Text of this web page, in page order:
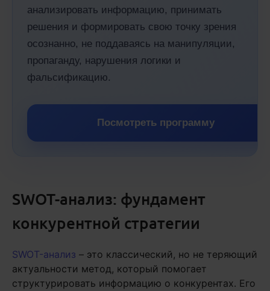
анализировать информацию, принимать
решения и формировать свою точку зрения
осознанно, не поддаваясь на манипуляции,
пропаганду, нарушения логики и
фальсификацию.
Посмотреть программу
SWOT-анализ: фундамент
конкурентной стратегии
SWOT-анализ – это классический, но не теряющий
актуальности метод, который помогает
структурировать информацию о конкурентах. Его